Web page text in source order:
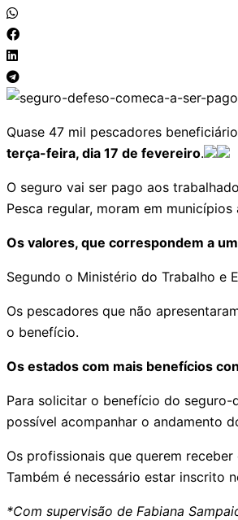
Quase 47 mil pescadores
terça-feira, dia 17 de fevereiro.
O seguro vai ser pago aos
Pesca regular, moram em
Os valores, que correspondem a
Segundo o Ministério do Trabalho e
Os pescadores que não
o benefício.
Os estados com mais benefícios
Para solicitar o benefício do
possível acompanhar o andamento
Os profissionais que querem
Também é necessário estar inscrito
*Com supervisão de Fabiana